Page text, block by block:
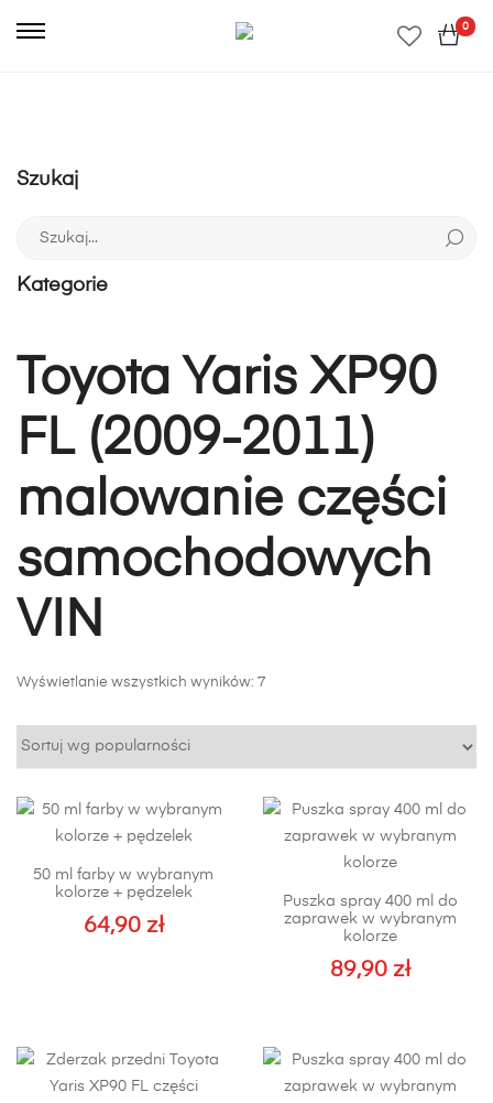
0
Toyota Yaris XP90
FL (2009-2011)
malowanie części
samochodowych
VIN
Wyświetlanie wszystkich wyników: 7
50 ml farby w wybranym
kolorze + pędzelek
64,90 zł
Puszka spray 400 ml do
zaprawek w wybranym
kolorze
89,90 zł
Szukaj
Szukaj:
Kategorie